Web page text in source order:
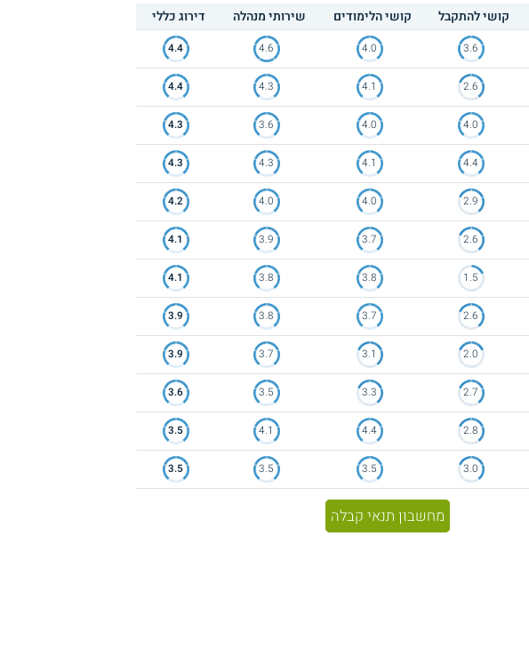
קושי להתקבל קושי הלימודים שירותי מנהלה דירוג כללי
3.6
4.0
4.6
4.4
2.6
4.1
4.3
4.4
4.0
4.0
3.6
4.3
4.4
4.1
4.3
4.3
2.9
4.0
4.0
4.2
2.6
3.7
3.9
4.1
1.5
3.8
3.8
4.1
2.6
3.7
3.8
3.9
2.0
3.1
3.7
3.9
2.7
3.3
3.5
3.6
2.8
4.4
4.1
3.5
3.0
3.5
3.5
3.5
מחשבון תנאי קבלה